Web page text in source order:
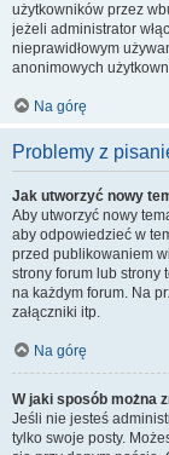
użytkowników przez
jeżeli administrator
nieprawidłowym
anonimowych
Na górę
Problemy z
Jak utworzyć nowy
Aby utworzyć nowy
aby odpowiedzieć w
przed publikowaniem
strony forum lub strony
na każdym forum. Na
załączniki itp.
Na górę
W jaki sposób można
Jeśli nie jesteś
tylko swoje posty.